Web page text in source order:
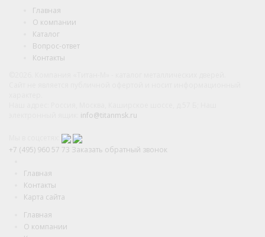
Главная
О компании
Каталог
Вопрос-ответ
Контакты
info@titanmsk.ru
+7 (495) 960 57 73 Заказать обратный звонок
Главная
Контакты
Карта сайта
Главная
О компании